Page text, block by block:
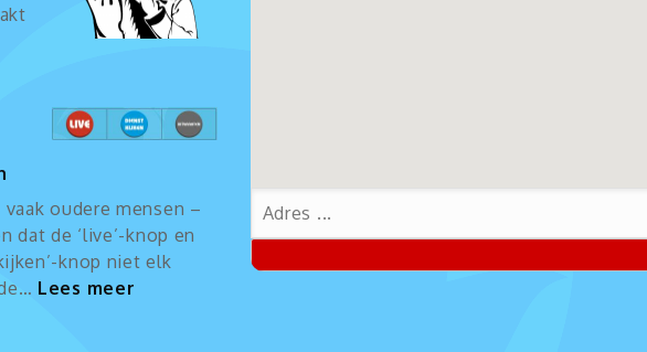
oudere mensen –
dat de ‘live’-knop en
knop niet elk
Lees meer